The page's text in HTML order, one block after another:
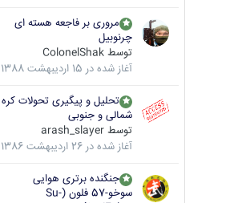
مروری بر فاجعه هسته ای
چرنوبیل
توسط ColonelShak
آغاز شده در 15 اردیبهشت 1388
تحلیل و پیگیری تحولات کره
شمالی و جنوبی
توسط arash_slayer
آغاز شده در 26 اردیبهشت 1386
جنگنده برتری هوایی
سوخو-57 فلون (Su-